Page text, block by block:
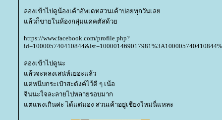
ลองเข้าไปดูน้องเค้าอัพเดทสวนเค้าบ่อยทุกวันเล
ล้วก็ขายในห้องกลุ่มแคคตัสด้ว
https://www.facebook.com/profile.php?
ลองเข้าไปดูนะ
ล้วจะหลงเสน่ห์เยอะแล้ว
ต่หนีบกระเป๋าสะตังค์ไว้ดี ๆ เน้อ
จินนะใจละลายไปหลายรอบมาก
ต่แพงเกินค่ะ ได้แต่มอง สวนเค้าอยู่เชียงใหม่นี่แหละ